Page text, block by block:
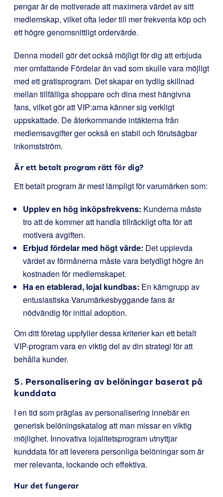
pengar är de motiverade att maximera värdet av sitt
medlemskap, vilket ofta leder till mer frekventa köp och
ett högre genomsnittligt ordervärde.
Denna modell gör det också möjligt för dig att erbjuda
mer omfattande Fördelar än vad som skulle vara möjligt
med ett gratisprogram. Det skapar en tydlig skillnad
mellan tillfälliga shoppare och dina mest hängivna
fans, vilket gör att VIP:arna känner sig verkligt
uppskattade. De återkommande intäkterna från
medlemsavgifter ger också en stabil och förutsägbar
inkomstström.
Är ett betalt program rätt för dig?
Ett betalt program är mest lämpligt för varumärken som:
Upplev en hög inköpsfrekvens: Kunderna måste
tro att de kommer att handla tillräckligt ofta för att
motivera avgiften.
Erbjud fördelar med högt värde: Det upplevda
värdet av förmånerna måste vara betydligt högre än
kostnaden för medlemskapet.
Ha en etablerad, lojal kundbas: En kärngrupp av
entusiastiska Varumärkesbyggande fans är
nödvändig för initial adoption.
Om ditt företag uppfyller dessa kriterier kan ett betalt
VIP-program vara en viktig del av din strategi för att
behålla kunder.
5. Personalisering av belöningar baserat på
kunddata
I en tid som präglas av personalisering innebär en
generisk belöningskatalog att man missar en viktig
möjlighet. Innovativa lojalitetsprogram utnyttjar
kunddata för att leverera personliga belöningar som är
mer relevanta, lockande och effektiva.
Hur det fungerar